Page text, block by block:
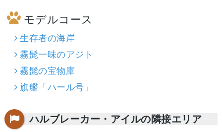
モデルコース
生存者の海岸
霧髭一味のアジト
霧髭の宝物庫
旗艦「ハール号」
ハルブレーカー・アイルの隣接エリア